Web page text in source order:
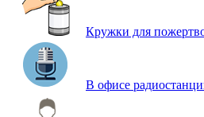
Кружки для
В офисе